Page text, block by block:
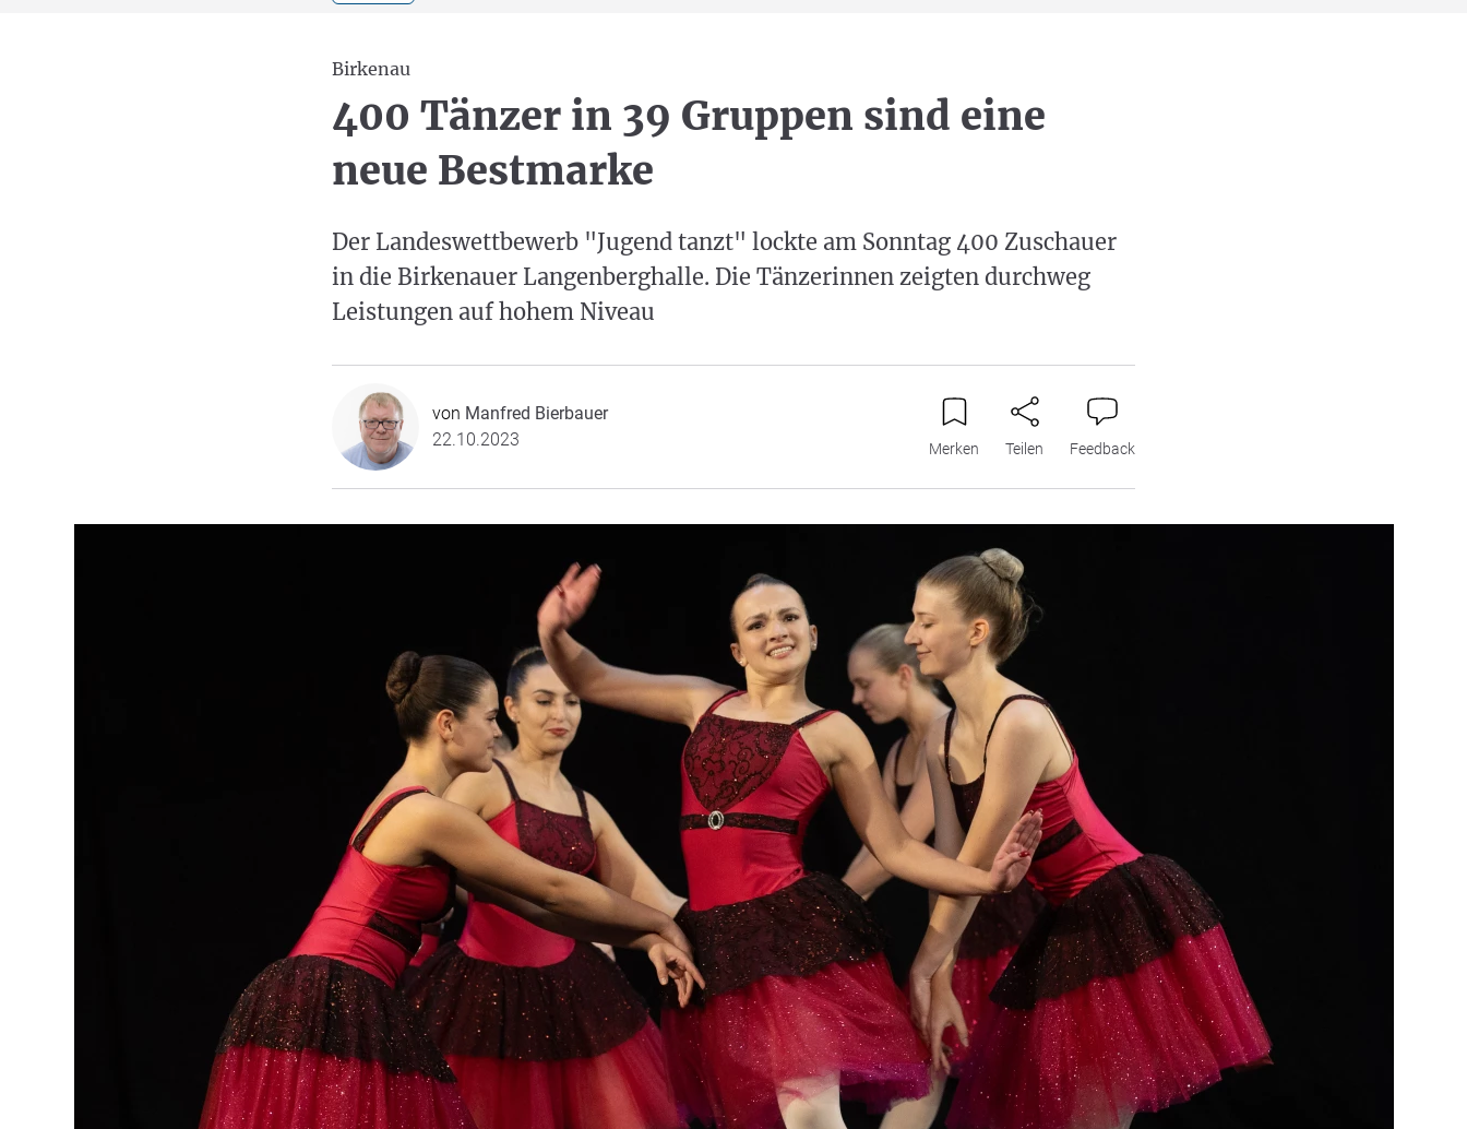
Birkenau
400 Tänzer in 39 Gruppen sind eine
neue Bestmarke
Der Landeswettbewerb "Jugend tanzt" lockte am Sonntag 400 Zuschauer
in die Birkenauer Langenberghalle. Die Tänzerinnen zeigten durchweg
Leistungen auf hohem Niveau
von Manfred Bierbauer
22.10.2023
Merken Teilen Feedback